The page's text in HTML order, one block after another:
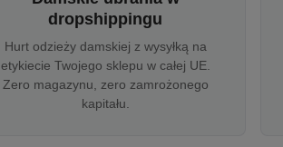
dropshippingu
Hurt odzieży damskiej z wysyłką na
etykiecie Twojego sklepu w całej UE.
Zero magazynu, zero zamrożonego
kapitału.